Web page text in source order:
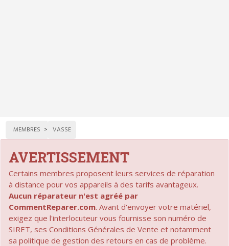
MEMBRES VASSE
AVERTISSEMENT
Certains membres proposent leurs services de réparation
à distance pour vos appareils à des tarifs avantageux.
Aucun réparateur n'est agréé par
CommentReparer.com. Avant d'envoyer votre matériel,
exigez que l'interlocuteur vous fournisse son numéro de
SIRET, ses Conditions Générales de Vente et notamment
sa politique de gestion des retours en cas de problème.